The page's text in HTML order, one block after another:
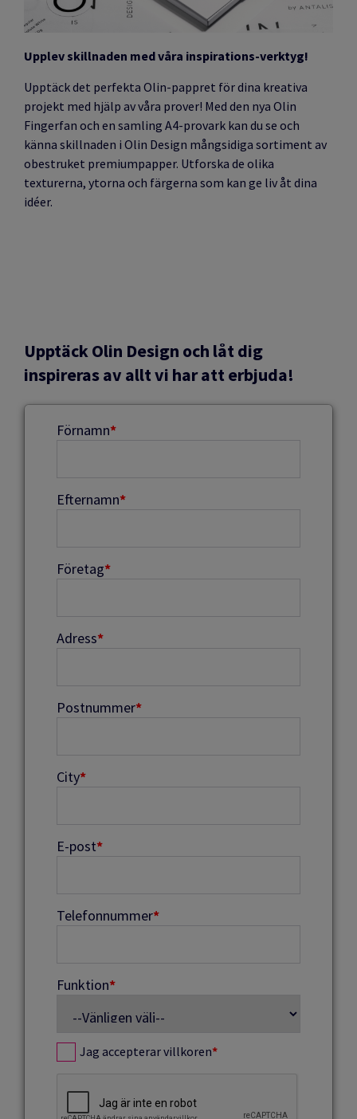
Upplev skillnaden med våra inspirations-verktyg!
Upptäck det perfekta Olin-pappret för dina kreativa
projekt med hjälp av våra prover! Med den nya Olin
Fingerfan och en samling A4-provark kan du se och
känna skillnaden i Olin Design mångsidiga sortiment av
obestruket premiumpapper. Utforska de olika
texturerna, ytorna och färgerna som kan ge liv åt dina
idéer.
Upptäck Olin Design och låt dig
inspireras av allt vi har att erbjuda!
Förnamn*
Efternamn*
Företag*
Adress*
Postnummer*
City*
E-post*
Telefonnummer*
Funktion*
Jag accepterar villkoren*